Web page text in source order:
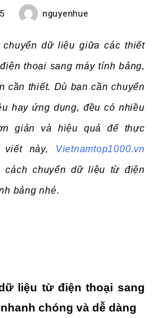
nguyenhue
chuyển dữ liệu giữa các thiết
thoại sang máy tính bảng,
cần thiết. Dù bạn cần chuyển
hay ứng dụng, đều có nhiều
giản và hiệu quả để thực
viết này, Vietnamtop1000.vn
cách chuyển dữ liệu từ điện
bảng nhé.
liệu từ điện thoại sang
chóng và dễ dàng